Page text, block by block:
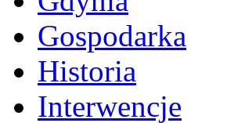
Gospodarka
Historia
Interwencje